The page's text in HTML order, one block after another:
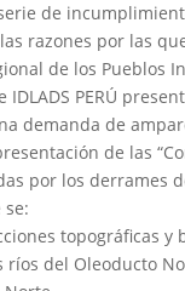
de
razones por las
de los Pueblos
IDLADS PERÚ
demanda de
de las
por los derrames
topográficas y
ríos del Oleoducto